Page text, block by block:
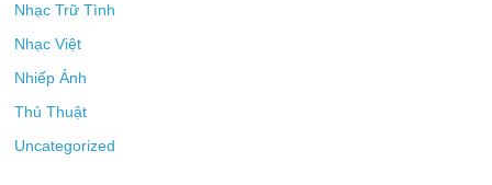
Nhạc Trữ Tình
Nhạc Việt
Nhiếp Ảnh
Thủ Thuật
Uncategorized